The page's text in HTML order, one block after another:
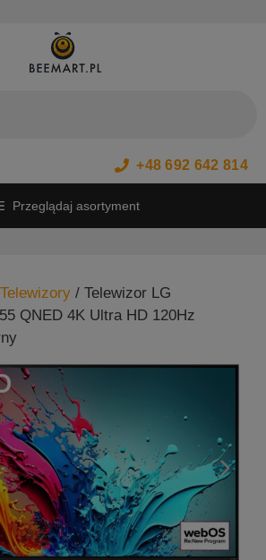
+48 692 642 814
Przeglądaj asortyment
Telewizory / Telewizor LG
QNED 4K Ultra HD 120Hz